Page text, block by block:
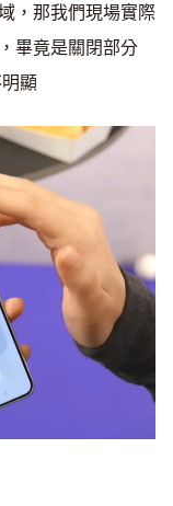
，那我們現場實際
畢竟是關閉部分
顯